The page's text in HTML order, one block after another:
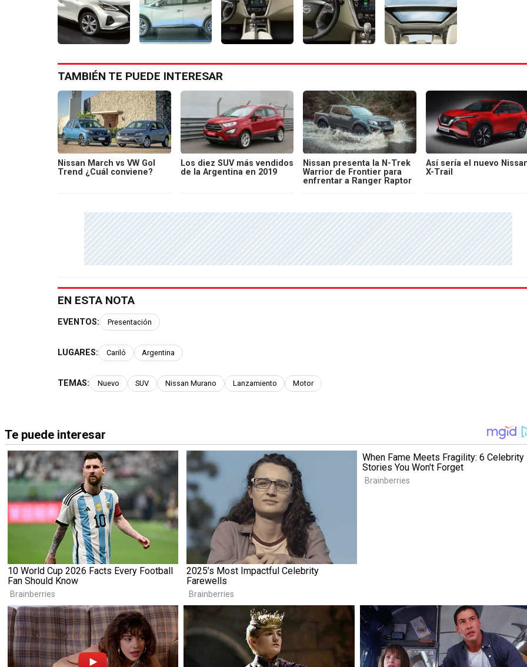
TAMBIÉN TE PUEDE INTERESAR
Nissan March vs VW Gol
Trend ¿Cuál conviene?
Los diez SUV más vendidos
de la Argentina en 2019
Nissan presenta la N-Trek
Warrior de Frontier para
enfrentar a Ranger Raptor
Así sería el nuevo
X-Trail
EN ESTA NOTA
EVENTOS: Presentación
LUGARES: Cariló Argentina
TEMAS: Nuevo SUV Nissan Murano Lanzamiento Motor